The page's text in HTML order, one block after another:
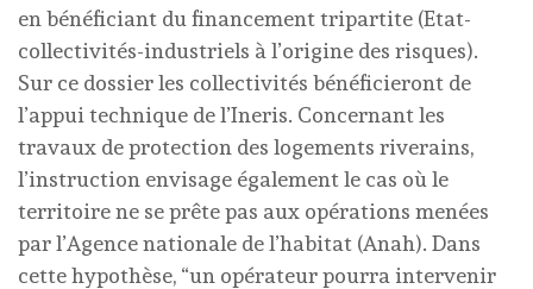
en bénéficiant du financement tripartite (Etat-
collectivités-industriels à l’origine des risques).
Sur ce dossier les collectivités bénéficieront de
l’appui technique de l’Ineris. Concernant les
travaux de protection des logements riverains,
l’instruction envisage également le cas où le
territoire ne se prête pas aux opérations menées
par l’Agence nationale de l’habitat (Anah). Dans
cette hypothèse, “un opérateur pourra intervenir